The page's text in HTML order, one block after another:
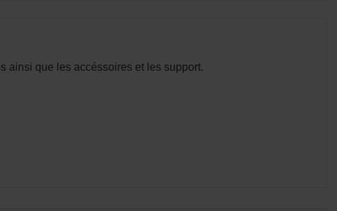
ainsi que les accéssoires et les support.